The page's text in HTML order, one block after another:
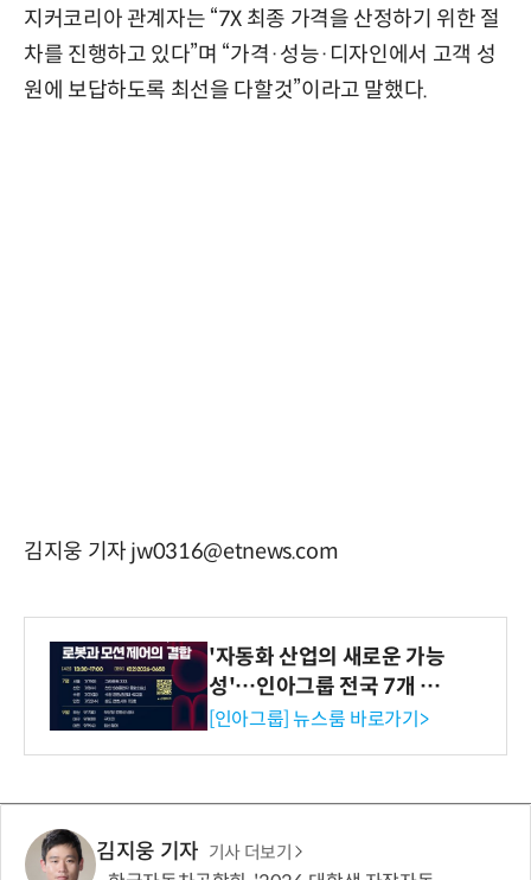
지커코리아 관계자는 “7X 최종 가격을 산정하기 위한 절
차를 진행하고 있다”며 “가격·성능·디자인에서 고객 성
원에 보답하도록 최선을 다할것”이라고 말했다.
김지웅 기자 jw0316@etnews.com
'자동화 산업의 새로운 가능
성'…인아그룹 전국 7개 도
시 세미나 페어 개최
[인아그룹] 뉴스룸 바로가기>
김지웅 기자 기사 더보기